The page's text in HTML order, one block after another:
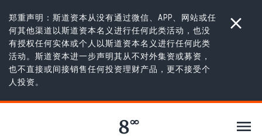
郑重声明：斯道资本从没有通过微信、APP、网站或任
何其他渠道以斯道资本名义进行任何此类活动，也没
有授权任何实体或个人以斯道资本名义进行任何此类
活动。斯道资本进一步声明其从不对外集资或募资，
也不直接或间接销售任何投资理财产品，更不接受个
人投资。
新闻 / Our Investment in beads
OUR INVESTMENT IN